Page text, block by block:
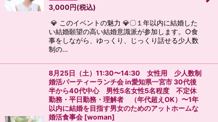
3,000円(税込)
💎 このイベントの魅力 💎〇１年以内に結婚した
い結婚願望の高い結婚意識派が参加します。○食
事をしながら、ゆっくり、じっくり話せる少人数
制の…
8月25日（土）11:30〜14:30 女性用 少人数制
婚活パーティーランチ会 in愛知県一宮市 30代後
半から40代中心 男性5名女性5名程度 不定休
勤務・平日勤務・理解者 （年代超えOK）〜1年
以内に結婚を目指す男女のためのアットホームな
婚活食事会 [woman]